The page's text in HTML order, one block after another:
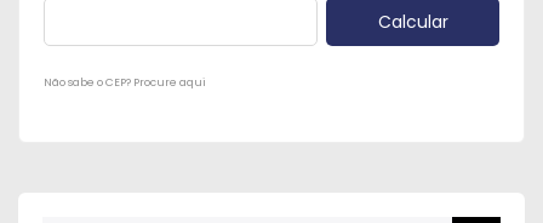
Não sabe o CEP? Procure aqui